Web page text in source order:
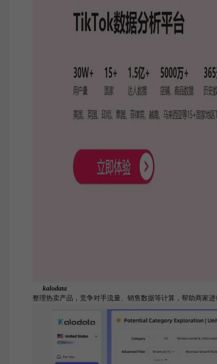
kalodata
整理热卖产品，竞争对手流量、销售数据等计算，帮助商家